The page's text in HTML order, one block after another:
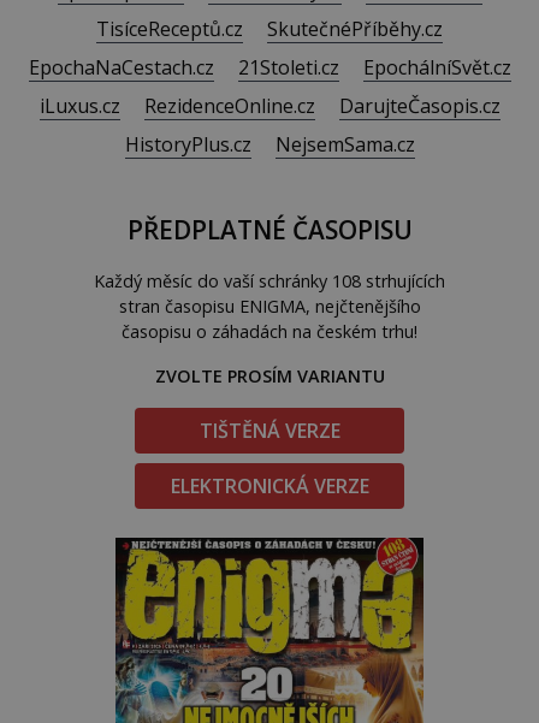
TisíceReceptů.cz
SkutečnéPříběhy.cz
EpochaNaCestach.cz
21Stoleti.cz
EpochálníSvět.cz
iLuxus.cz
RezidenceOnline.cz
DarujteČasopis.cz
HistoryPlus.cz
NejsemSama.cz
PŘEDPLATNÉ ČASOPISU
Každý měsíc do vaší schránky 108 strhujících
stran časopisu ENIGMA, nejčtenějšího
časopisu o záhadách na českém trhu!
ZVOLTE PROSÍM VARIANTU
TIŠTĚNÁ VERZE
ELEKTRONICKÁ VERZE